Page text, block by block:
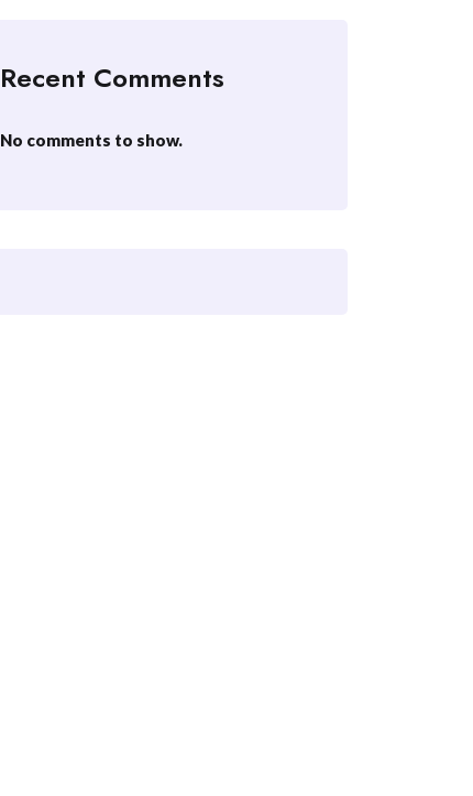
Recent Comments
No comments to show.